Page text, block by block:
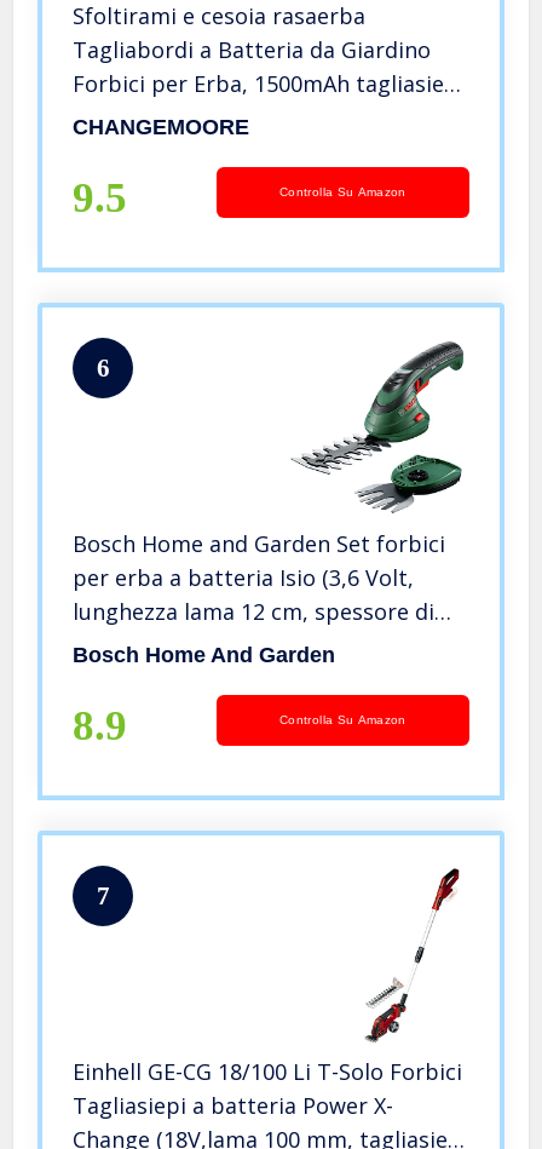
Sfoltirami e cesoia rasaerba
Tagliabordi a Batteria da Giardino
Forbici per Erba, 1500mAh tagliasiepi
tagliaerba 7.2V
CHANGEMOORE
9.5 Controlla Su Amazon
6
Bosch Home and Garden Set forbici
per erba a batteria Isio (3,6 Volt,
lunghezza lama 12 cm, spessore di
taglio 8 mm, confezione con custodia
Bosch Home And Garden
8.9 Controlla Su Amazon
7
Einhell GE-CG 18/100 Li T-Solo Forbici
Tagliasiepi a batteria Power X-
Change (18V,lama 100 mm, tagliasiepi